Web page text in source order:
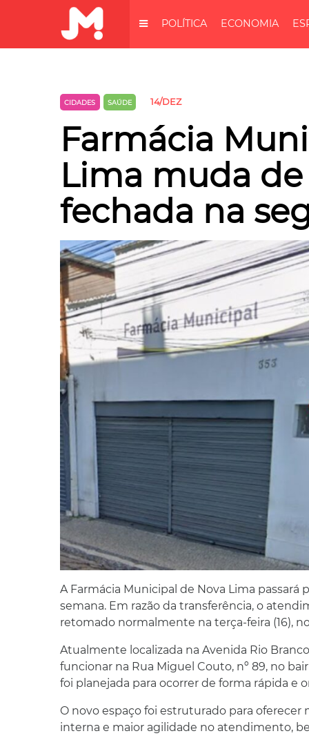
POLÍTICA ECONOMIA
CIDADES SAÚDE 14/DEZ
Farmácia
Lima muda
fechada na
A Farmácia Municipal de Nova Lima
semana. Em razão da transferência, o
retomado normalmente na terça-feira (16),
Atualmente localizada na Avenida Rio
funcionar na Rua Miguel Couto, nº 89, no
foi planejada para ocorrer de forma rápida e
O novo espaço foi estruturado para oferecer
interna e maior agilidade no atendimento,